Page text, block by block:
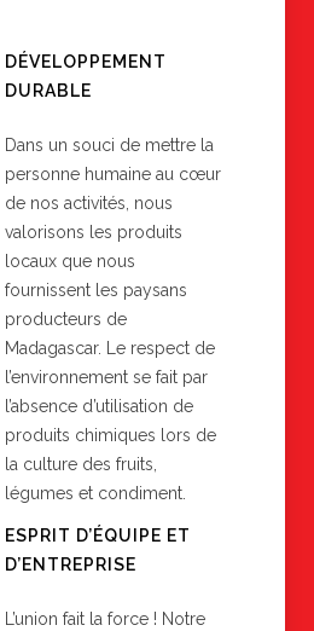
DÉVELOPPEMENT
DURABLE
Dans un souci de mettre la
personne humaine au cœur
de nos activités, nous
valorisons les produits
locaux que nous
fournissent les paysans
producteurs de
Madagascar. Le respect de
l’environnement se fait par
l’absence d’utilisation de
produits chimiques lors de
la culture des fruits,
légumes et condiment.
ESPRIT D’ÉQUIPE ET
D’ENTREPRISE
L’union fait la force ! Notre